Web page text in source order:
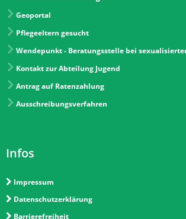
Geoportal
Pflegeeltern gesucht
Wendepunkt - Beratungsstelle bei
Kontakt zur Abteilung Jugend
Antrag auf Ratenzahlung
Ausschreibungsverfahren
Infos
Impressum
Datenschutzerklärung
Barrierefreiheit